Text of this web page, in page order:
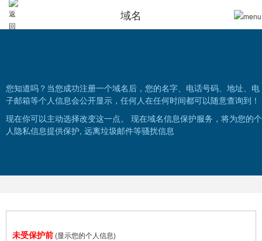
域名
您知道吗？当您成功注册一个域名后，您的名字、电话号码、地址、电
子邮箱等个人信息会公开显示，任何人在任何时间都可以随意查询到！
现在你可以主动选择改变这一点。 现在域名信息保护服务，将为您的个
人隐私信息提供保护, 远离垃圾邮件等骚扰信息
未受保护前 (显示您的个人信息)